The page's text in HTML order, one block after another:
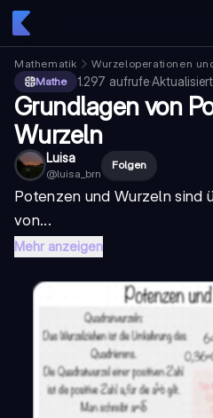
Mathematik Wurzeloperationen
Mathe
1.297 aufrufe·Aktualisiert
Grundlagen von
Wurzeln
Luisa
@luisa_brn
Folgen
Potenzen und Wurzeln sind
von...
Mehr anzeigen